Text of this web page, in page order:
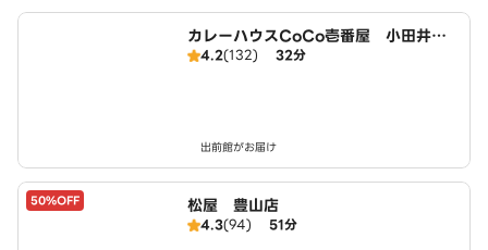
カレーハウスCoCo壱番屋 小田井店
（SD）
4.2(132) 32分
出前館がお届け
50%OFF 松屋 豊山店
4.3(94) 51分